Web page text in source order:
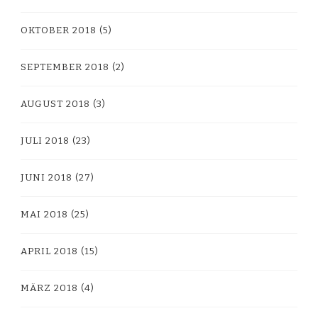
OKTOBER 2018 (5)
SEPTEMBER 2018 (2)
AUGUST 2018 (3)
JULI 2018 (23)
JUNI 2018 (27)
MAI 2018 (25)
APRIL 2018 (15)
MÄRZ 2018 (4)